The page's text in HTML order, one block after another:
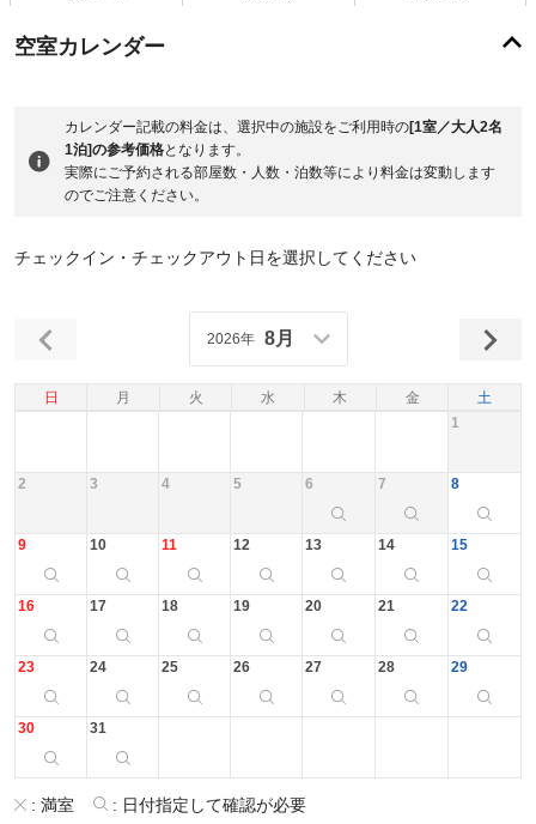
空室カレンダー
カレンダー記載の料金は、選択中の施設をご利用時の[1室／大人2名
1泊]の参考価格となります。
実際にご予約される部屋数・人数・泊数等により料金は変動します
のでご注意ください。
チェックイン・チェックアウト日を選択してください
日 月 火 水 木 金 土
2026年 8月
1
2 3 4 5 6 7 8
9 10 11 12 13 14 15
16 17 18 19 20 21 22
23 24 25 26 27 28 29
30 31
: 満室 : 日付指定して確認が必要